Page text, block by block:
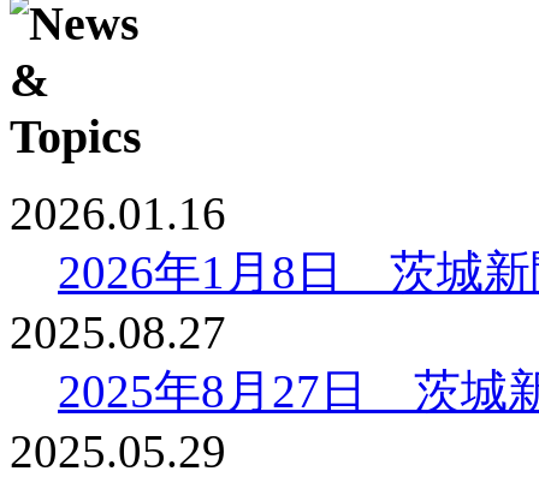
2026.01.16
2026年1月8日 茨城
2025.08.27
2025年8月27日 茨城
2025.05.29